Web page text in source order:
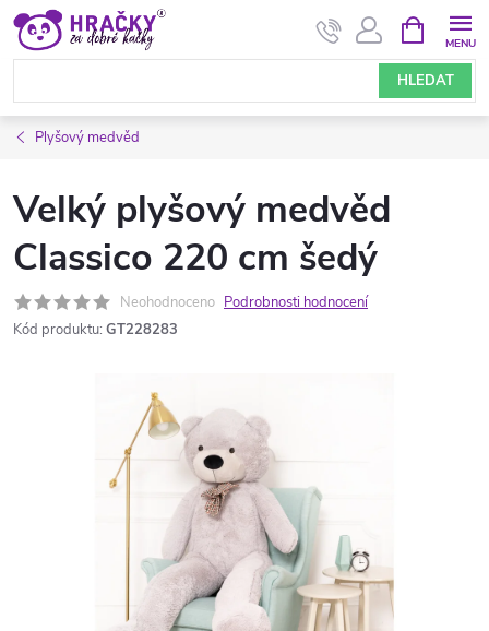
Přejít
obsah
HLEDAT
NÁKUPNÍ
KOŠÍK
Plyšový medvěd
Velký plyšový medvěd
Classico 220 cm šedý
Neohodnoceno Podrobnosti hodnocení
Kód produktu: GT228283